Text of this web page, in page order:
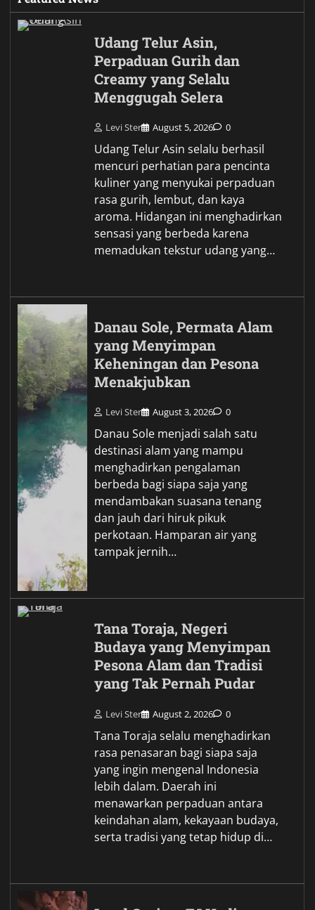
Udang Telur Asin,
Perpaduan Gurih dan
Creamy yang Selalu
Menggugah Selera
Levi Ster August 5, 2026 0
Udang Telur Asin selalu berhasil
mencuri perhatian para pencinta
kuliner yang menyukai perpaduan
rasa gurih, lembut, dan kaya
aroma. Hidangan ini menghadirkan
sensasi yang berbeda karena
memadukan tekstur udang yang…
Danau Sole, Permata Alam
yang Menyimpan
Keheningan dan Pesona
Menakjubkan
Levi Ster August 3, 2026 0
Danau Sole menjadi salah satu
destinasi alam yang mampu
menghadirkan pengalaman
berbeda bagi siapa saja yang
mendambakan suasana tenang
dan jauh dari hiruk pikuk
perkotaan. Hamparan air yang
tampak jernih…
Tana Toraja, Negeri
Budaya yang Menyimpan
Pesona Alam dan Tradisi
yang Tak Pernah Pudar
Levi Ster August 2, 2026 0
Tana Toraja selalu menghadirkan
rasa penasaran bagi siapa saja
yang ingin mengenal Indonesia
lebih dalam. Daerah ini
menawarkan perpaduan antara
keindahan alam, kekayaan budaya,
serta tradisi yang tetap hidup di…